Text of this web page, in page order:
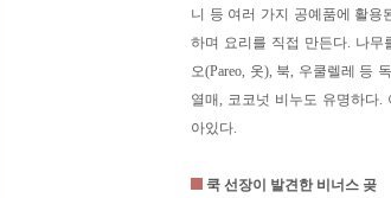
니 등 여러 가지 공예품에 활용
하며 요리를 직접 만든다. 나무
오(Pareo, 옷), 북, 우쿨렐레 등
열매, 코코넛 비누도 유명하다
아있다.
쿡 선장이 발견한 비너스 곶